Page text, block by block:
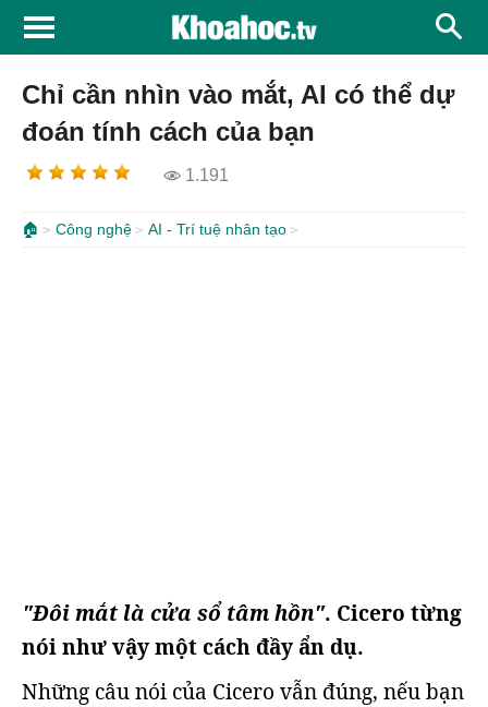
Chỉ cần nhìn vào mắt, AI có thể dự
đoán tính cách của bạn
1.191
🏠 Công nghệ AI - Trí tuệ nhân tạo
"Đôi mắt là cửa sổ tâm hồn". Cicero từng
nói như vậy một cách đầy ẩn dụ.
Những câu nói của Cicero vẫn đúng, nếu bạn